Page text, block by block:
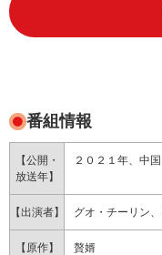
番組情報
【公開・
放送年】
２０２１年、中
【出演者】 グオ・チーリン
【原作】 贅婿